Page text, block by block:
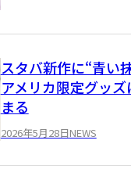
スタバ新作に“青い
アメリカ限定グッ
まる
2026年5月28日NEWS